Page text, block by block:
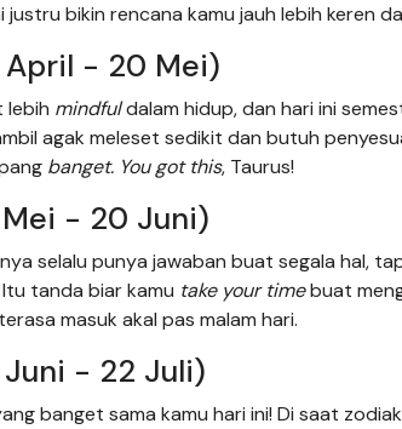
justru bikin rencana kamu jauh lebih keren
April - 20 Mei)
lebih mindfuldalam hidup, dan hari ini
agak meleset sedikit dan butuh
banget. You got this, Taurus!
Mei - 20 Juni)
selalu punya jawaban buat segala hal,
Itu tanda biar kamu take your timebuat
masuk akal pas malam hari.
Juni - 22 Juli)
banget sama kamu hari ini! Di saat